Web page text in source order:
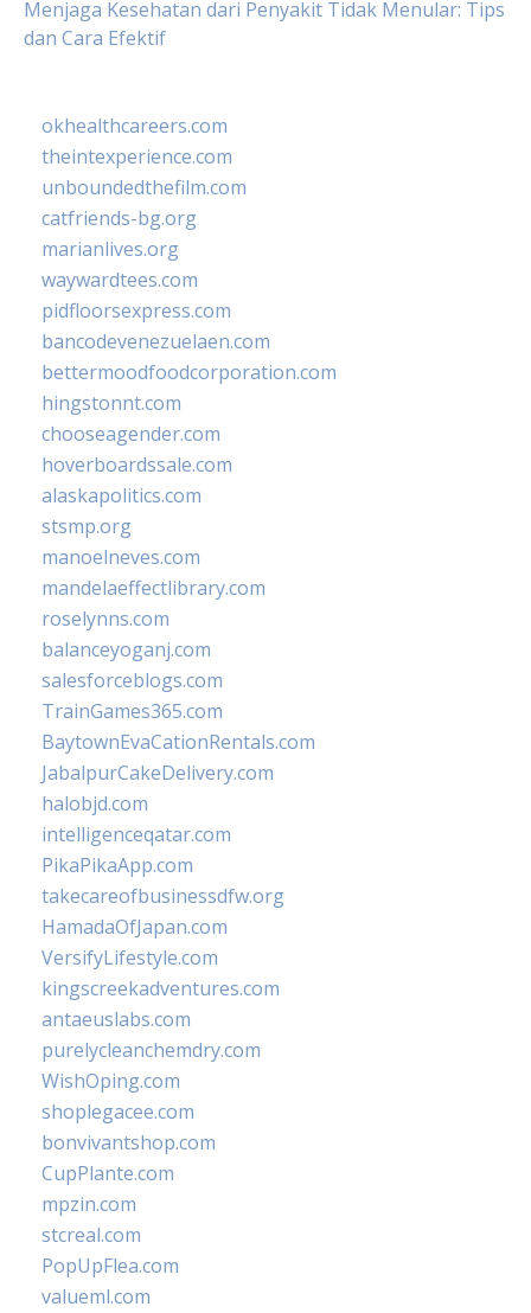
Menjaga Kesehatan dari Penyakit Tidak Menular: Tips
dan Cara Efektif
okhealthcareers.com
theintexperience.com
unboundedthefilm.com
catfriends-bg.org
marianlives.org
waywardtees.com
pidfloorsexpress.com
bancodevenezuelaen.com
bettermoodfoodcorporation.com
hingstonnt.com
chooseagender.com
hoverboardssale.com
alaskapolitics.com
stsmp.org
manoelneves.com
mandelaeffectlibrary.com
roselynns.com
balanceyoganj.com
salesforceblogs.com
TrainGames365.com
BaytownEvaCationRentals.com
JabalpurCakeDelivery.com
halobjd.com
intelligenceqatar.com
PikaPikaApp.com
takecareofbusinessdfw.org
HamadaOfJapan.com
VersifyLifestyle.com
kingscreekadventures.com
antaeuslabs.com
purelycleanchemdry.com
WishOping.com
shoplegacee.com
bonvivantshop.com
CupPlante.com
mpzin.com
stcreal.com
PopUpFlea.com
valueml.com